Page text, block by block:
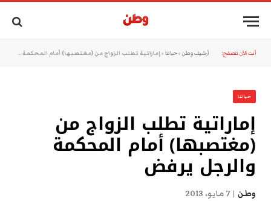
أنت الآن تتصفح: أرشيف وطن »حياتنا »إماراتية تطلب الزواج من (مغتصبها) أمام المحكمة والرجل يرفض
حياتنا
إماراتية تطلب الزواج من
(مغتصبها) أمام المحكمة
والرجل يرفض
وطن 7 مايو، 2013